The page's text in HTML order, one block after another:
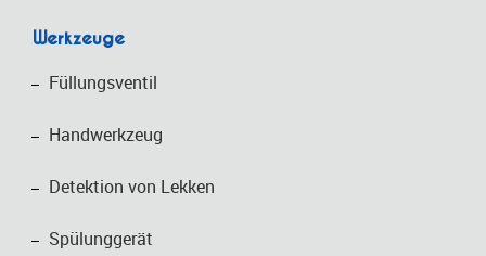
Werkzeuge
Füllungsventil
Handwerkzeug
Detektion von Lekken
Spülunggerät